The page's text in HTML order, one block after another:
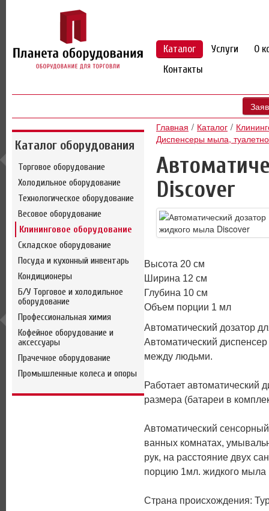
Каталог Услуги
О
Контакты
Каталог оборудования
Торговое оборудование
Холодильное оборудование
Технологическое оборудование
Весовое оборудование
Клининговое оборудование
Складское оборудование
Посуда и кухонный инвентарь
Кондиционеры
Б/У Торговое и холодильное
оборудование
Профессиональная химия
Кофейное оборудование и
аксессуары
Прачечное оборудование
Промышленные колеса и опоры
Главная Каталог
Диспенсеры мыла,
Discover
Высота 20 см
Ширина 12 см
Глубина 10 см
Объем порции 1 мл
Автоматический дозатор
Автоматический
между людьми.
Работает автоматический
размера (батареи в
Автоматический
ванных комнатах,
рук, на расстояние двух
порцию 1мл. жидкого мыла
Страна происхождения: